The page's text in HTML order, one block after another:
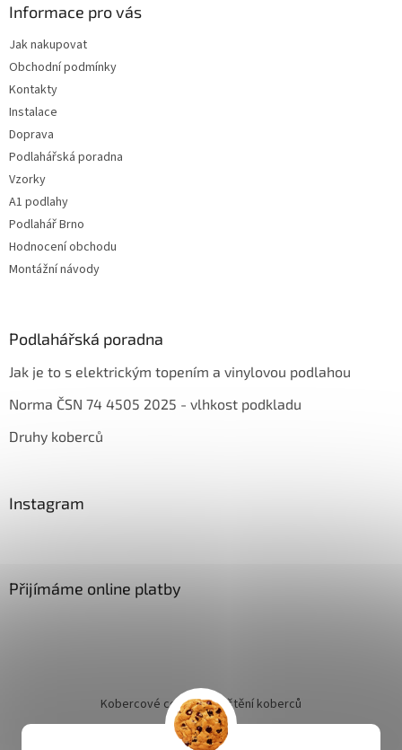
Informace pro vás
Jak nakupovat
Obchodní podmínky
Kontakty
Instalace
Doprava
Podlahářská poradna
Vzorky
A1 podlahy
Podlahář Brno
Hodnocení obchodu
Montážní návody
Podlahářská poradna
Jak je to s elektrickým topením a vinylovou podlahou
Norma ČSN 74 4505 2025 - vlhkost podkladu
Druhy koberců
Instagram
Přijímáme online platby
Kobercové centrum Čištění koberců
Jak objednat instalaci